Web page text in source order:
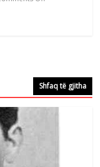
Comments Off
nderohet
Qeriqi Dega
Kosovë
Off
Shfaq të gjitha